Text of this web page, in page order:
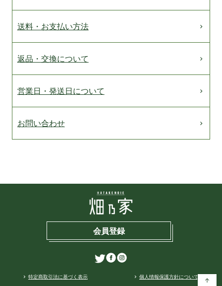
送料・お支払い方法
返品・交換について
営業日・発送日について
お問い合わせ
会員登録
特定商取引法に基づく表示 個人情報保護方針について